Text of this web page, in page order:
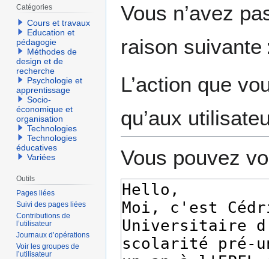
à
navigation
à
recherche
Vous n’avez
raison suivante
L’action que
qu’aux
Vous pouvez
Catégories
Cours et travaux
Education et
pédagogie
Méthodes de
design et de
recherche
Psychologie et
apprentissage
Socio-
économique et
organisation
Technologies
Technologies
éducatives
Variées
Outils
Pages liées
Suivi des pages liées
Contributions de
l’utilisateur
Journaux d’opérations
Voir les groupes de
l’utilisateur